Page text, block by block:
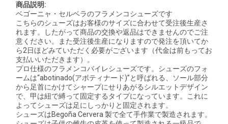
商品説明:
ベゴーニャ・セルベラのフラメンコシューズです
こちらのシューズはお客様のサイズに合わせて受注後生産さ
れます。したがって商品の交換や返品はできませんのでご注
意ください。また受注後生産になりますので発注を頂いてか
ら2日ほどみていただく必要がございます（代金は前もってお
支払いいただきます）。
プロ仕様のフラメンコバイレシューズです。シューズのフォ
ームは“abotinado(アボティナード)”と呼ばれる、ソール部分
から足首にかけてシャープにせりあがるシルエットデザイン
で、甲は紐で縛って固定するタイプになっています。これに
よってシューズは足にしっかりと固定されます。
シューズはBegoña Cervera 製で全て手作業で製造されます。